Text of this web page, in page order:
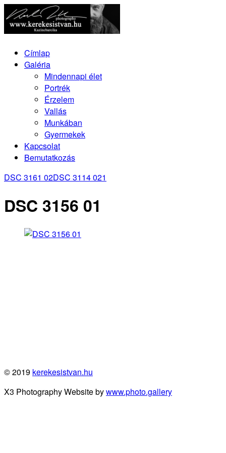
Címlap
Galéria
Mindennapi élet
Portrék
Érzelem
Vallás
Munkában
Gyermekek
Kapcsolat
Bemutatkozás
DSC 3161 02DSC 3114 021
DSC 3156 01
© 2019 kerekesistvan.hu
X3 Photography Website bywww.photo.gallery